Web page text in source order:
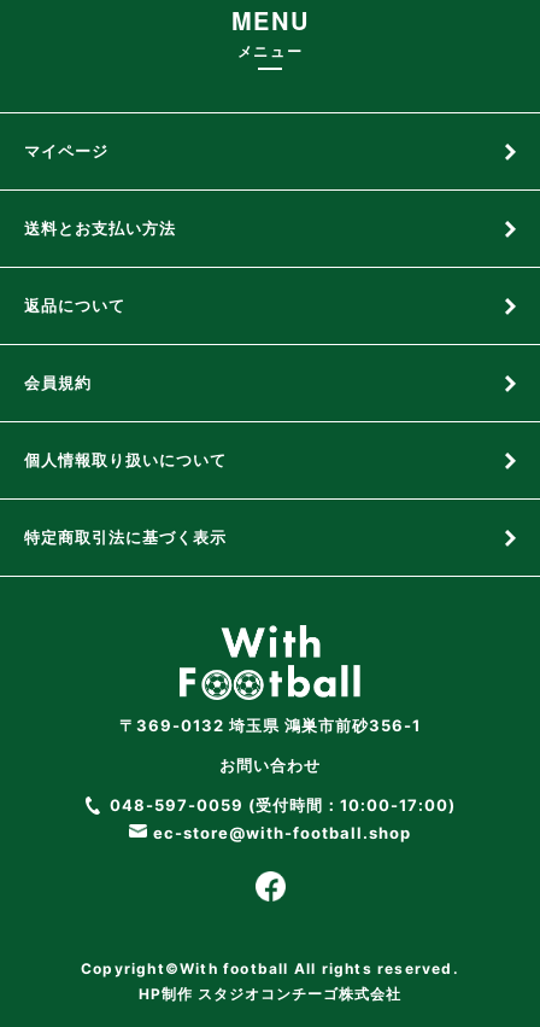
MENU
メニュー
マイページ
送料とお支払い方法
返品について
会員規約
個人情報取り扱いについて
特定商取引法に基づく表示
〒369-0132 埼玉県 鴻巣市前砂356-1
お問い合わせ
048-597-0059 (受付時間：10:00-17:00)
ec-store@with-football.shop
Copyright©With football All rights reserved.
HP制作 スタジオコンチーゴ株式会社